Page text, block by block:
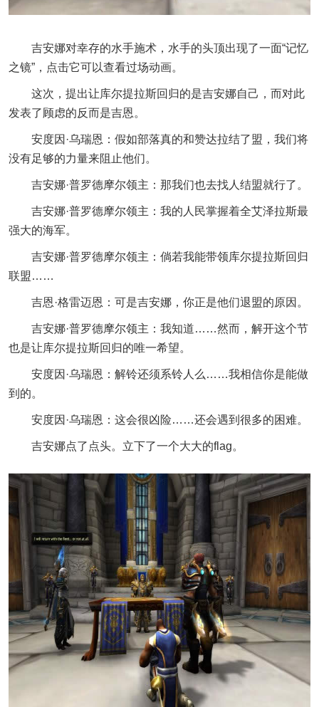
吉安娜对幸存的水手施术，水手的头顶出现了一面“记忆
之镜”，点击它可以查看过场动画。
这次，提出让库尔提拉斯回归的是吉安娜自己，而对此
发表了顾虑的反而是吉恩。
安度因·乌瑞恩：假如部落真的和赞达拉结了盟，我们将
没有足够的力量来阻止他们。
吉安娜·普罗德摩尔领主：那我们也去找人结盟就行了。
吉安娜·普罗德摩尔领主：我的人民掌握着全艾泽拉斯最
强大的海军。
吉安娜·普罗德摩尔领主：倘若我能带领库尔提拉斯回归
联盟……
吉恩·格雷迈恩：可是吉安娜，你正是他们退盟的原因。
吉安娜·普罗德摩尔领主：我知道……然而，解开这个节
也是让库尔提拉斯回归的唯一希望。
安度因·乌瑞恩：解铃还须系铃人么……我相信你是能做
到的。
安度因·乌瑞恩：这会很凶险……还会遇到很多的困难。
吉安娜点了点头。立下了一个大大的flag。